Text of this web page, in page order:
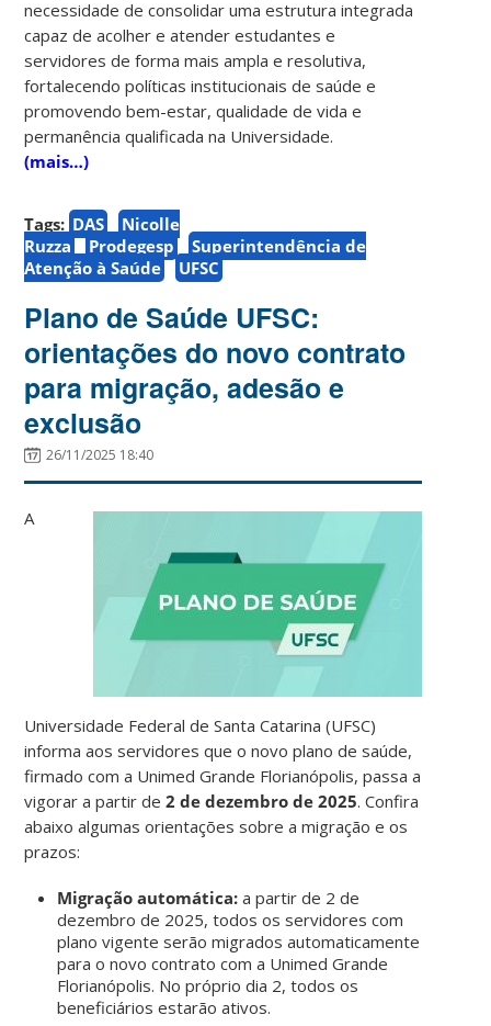
necessidade de consolidar uma estrutura integrada
capaz de acolher e atender estudantes e
servidores de forma mais ampla e resolutiva,
fortalecendo políticas institucionais de saúde e
promovendo bem-estar, qualidade de vida e
permanência qualificada na Universidade.
(mais…)
Tags: DAS
Nicolle
Ruzza
Prodegesp
Superintendência de
Atenção à Saúde
UFSC
Plano de Saúde UFSC:
orientações do novo contrato
para migração, adesão e
exclusão
26/11/2025 18:40
A
Universidade Federal de Santa Catarina (UFSC)
informa aos servidores que o novo plano de saúde,
firmado com a Unimed Grande Florianópolis, passa a
vigorar a partir de2 de dezembro de 2025. Confira
abaixo algumas orientações sobre a migração e os
prazos:
Migração automática: a partir de 2 de
dezembro de 2025, todos os servidores com
plano vigente serão migrados automaticamente
para o novo contrato com a Unimed Grande
Florianópolis. No próprio dia 2, todos os
beneficiários estarão ativos.